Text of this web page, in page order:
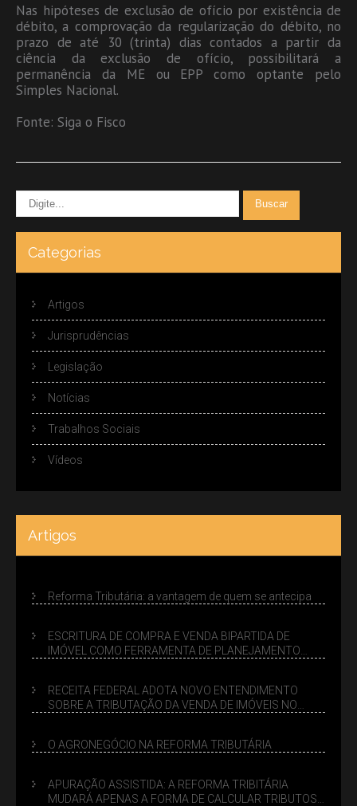
Nas hipóteses de exclusão de ofício por existência de
débito, a comprovação da regularização do débito, no
prazo de até 30 (trinta) dias contados a partir da
ciência da exclusão de ofício, possibilitará a
permanência da ME ou EPP como optante pelo
Simples Nacional.
Fonte: Siga o Fisco
Categorias
Artigos
Jurisprudências
Legislação
Notícias
Trabalhos Sociais
Vídeos
Artigos
Reforma Tributária: a vantagem de quem se antecipa
ESCRITURA DE COMPRA E VENDA BIPARTIDA DE
IMÓVEL COMO FERRAMENTA DE PLANEJAMENTO
RECEITA FEDERAL ADOTA NOVO ENTENDIMENTO
SOBRE A TRIBUTAÇÃO DA VENDA DE IMÓVEIS NO
O AGRONEGÓCIO NA REFORMA TRIBUTÁRIA
APURAÇÃO ASSISTIDA: A REFORMA TRIBITÁRIA
MUDARÁ APENAS A FORMA DE CALCULAR TRIBUTOS